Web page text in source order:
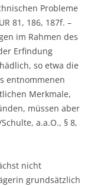
Probleme
81, 186, 187f. –
im Rahmen des
Erfindung
so etwa die
entnommenen
Merkmale,
müssen aber
a.a.O., § 8,
nicht
grundsätzlich